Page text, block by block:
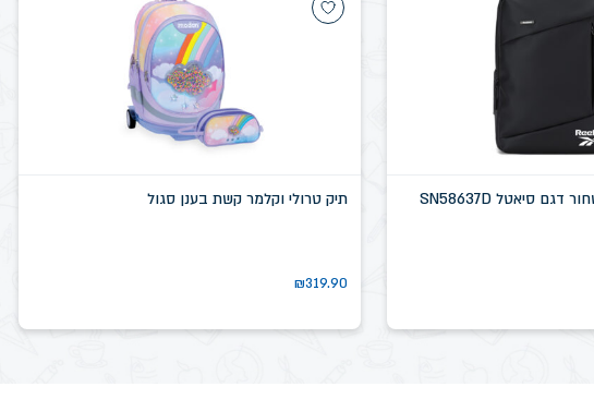
תיק טרולי וקלמר קשת בענן סגול
₪319.90